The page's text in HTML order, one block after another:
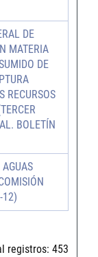
DE
MATERIA
DE
RECURSOS
BOLETÍN
12)
registros: 453